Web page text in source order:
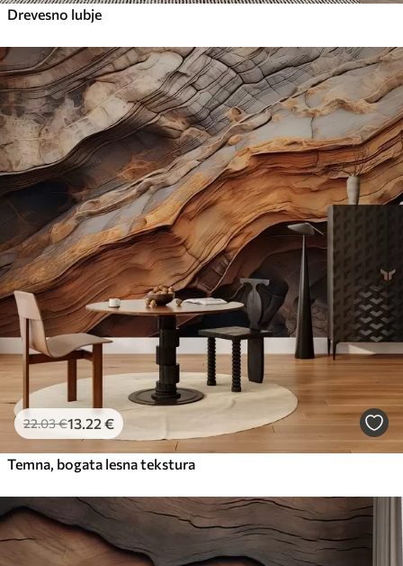
Drevesno lubje
22.03€13 .22 €
Temna, bogata lesna tekstura